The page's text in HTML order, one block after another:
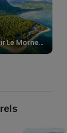
Le Morne